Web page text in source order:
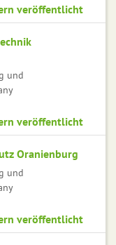
veröffentlicht
und
veröffentlicht
Oranienburg
und
veröffentlicht